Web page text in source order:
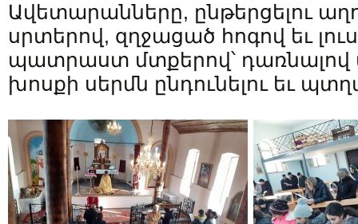
Ավետարանները, ընթերցելու
սրտերով, զղջացած հոգով եւ
պատրաստ մտքերով՝ դառնալով
խոսքի սերմն ընդունելու եւ